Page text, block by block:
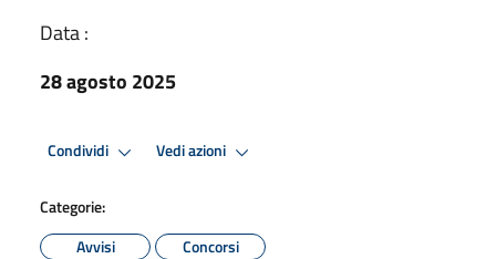
Data :
28 agosto 2025
Condividi Vedi azioni
Categorie:
Avvisi
Concorsi